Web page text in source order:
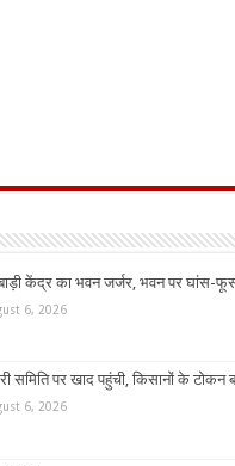
केंद्र का भवन जर्जर, भवन पर घांस-
6, 2026
समिति पर खाद पहुंची, किसानों के टोकन
6, 2026